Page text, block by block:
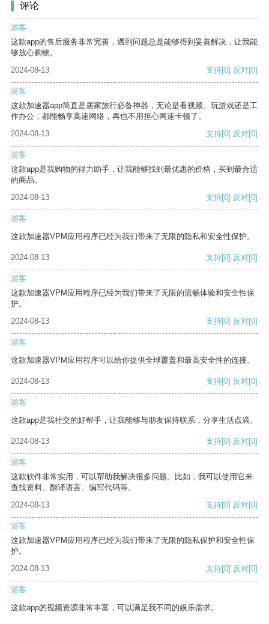
评论
游客
这款app的售后服务非常完善，遇到问题总是能够得到妥善解决，让我能
够放心购物。
2024-08-13
支持[0] 反对[0]
游客
这款加速器app简直是居家旅行必备神器，无论是看视频、玩游戏还是工
作办公，都能畅享高速网络，再也不用担心网速卡顿了。
2024-08-13
支持[0] 反对[0]
游客
这款app是我购物的得力助手，让我能够找到最优惠的价格，买到最合适
的商品。
2024-08-13
支持[0] 反对[0]
游客
这款加速器VPM应用程序已经为我们带来了无限的隐私和安全性保护。
2024-08-13 支持[0] 反对[0]
游客
这款加速器VPM应用程序已经为我们带来了无限的流畅体验和安全性保
护。
2024-08-13
支持[0] 反对[0]
游客
这款加速器VPM应用程序可以给你提供全球覆盖和最高安全性的连接。
2024-08-13 支持[0] 反对[0]
游客
这款app是我社交的好帮手，让我能够与朋友保持联系，分享生活点滴。
2024-08-13 支持[0] 反对[0]
游客
这款软件非常实用，可以帮助我解决很多问题。比如，我可以使用它来
查找资料、翻译语言、编写代码等。
2024-08-13
支持[0] 反对[0]
游客
这款加速器VPM应用程序已经为我们带来了无限的隐私保护和安全性保
护。
2024-08-13
支持[0] 反对[0]
游客
这款app的视频资源非常丰富，可以满足我不同的娱乐需求。